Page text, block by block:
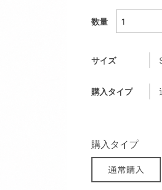
サイズ
購入タイプ
購入タイプ
数量